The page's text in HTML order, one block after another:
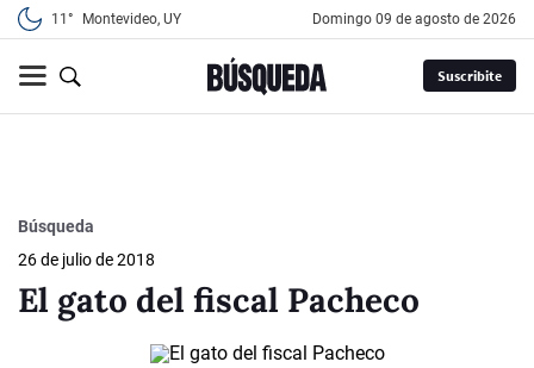
11° Montevideo, UY domingo 09 de agosto de 2026
Suscribite
Búsqueda
26 de julio de 2018
El gato del fiscal Pacheco